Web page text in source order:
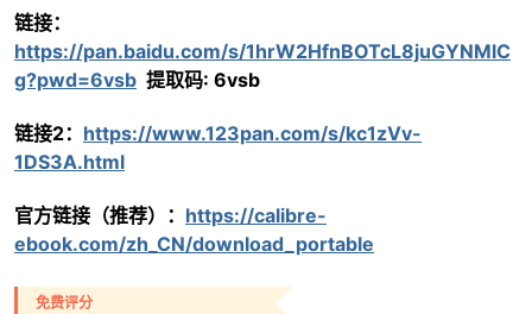
po
链接：
https://pan.baidu.com/s/1hrW2HfnBOTcL8juGYNMlC
g?pwd=6vsb 提取码: 6vsb
链接2： https://www.123pan.com/s/kc1zVv-
1DS3A.html
官方链接（推荐）： https://calibre-
ebook.com/zh_CN/download_portable
免费评分